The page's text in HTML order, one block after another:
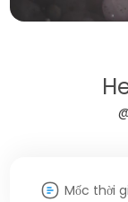
Mốc thời